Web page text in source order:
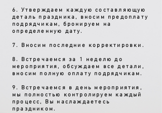
6. Утверждаем каждую составляющую
деталь праздника, вносим предоплату
подрядчикам, бронируем на
определенную дату.
7. Вносим последние корректировки.
8. Встречаемся за 1 неделю до
мероприятия, обсуждаем все детали,
вносим полную оплату подрядчикам.
9. Встречаемся в день мероприятия,
мы полностью контролируем каждый
процесс, Вы наслаждаетесь
праздником.